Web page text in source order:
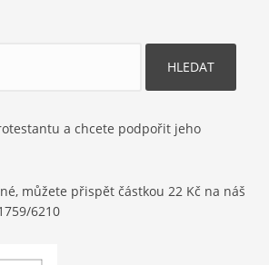
a chcete podpořit jeho
můžete přispět částkou 22 Kč na náš
6210